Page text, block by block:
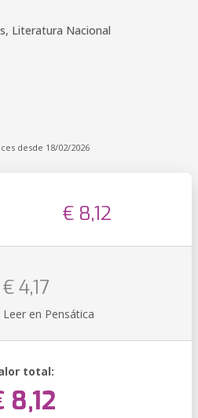
Literatura Nacional
desde 18/02/2026
€ 8,12
€ 4,17
Leer en Pensática
total:
8,12